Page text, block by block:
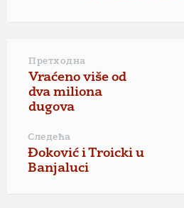
Претходна
Vraćeno više od
dva miliona
dugova
Следећа
Đoković i Troicki u
Banjaluci